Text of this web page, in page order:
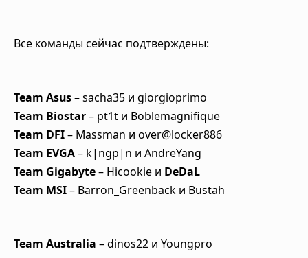
Все команды сейчас подтверждены:
Team Asus– sacha35 и giorgioprimo
Team Biostar– pt1t и Boblemagnifique
Team DFI– Massman и over@locker886
Team EVGA– k|ngp|n и AndreYang
Team Gigabyte– Hicookie и DeDaL
Team MSI– Barron_Greenback и Bustah
Team Australia – dinos22 и Youngpro